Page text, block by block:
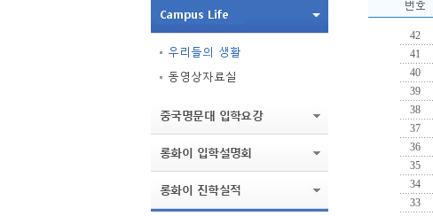
42
41
40
39
38
37
36
35
34
33